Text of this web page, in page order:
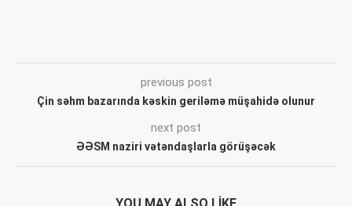
previous post
Çin səhm bazarında kəskin geriləmə müşahidə olunur
next post
ƏƏSM naziri vətəndaşlarla görüşəcək